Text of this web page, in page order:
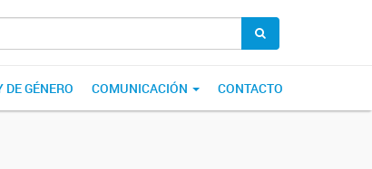
GÉNERO COMUNICACIÓN CONTACTO